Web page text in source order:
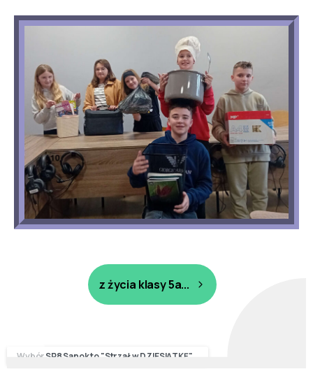
z życia klasy 5a...
Wybór SP8 Sanok to "Strzał w DZIESIĄTKĘ"...